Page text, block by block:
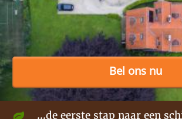
Bel ons nu
...de eerste stap naar een